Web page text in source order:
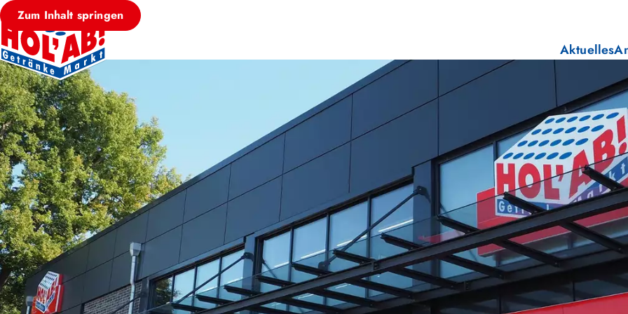
Zum Inhalt springen
Aktuelles
HOL’AB! MÄRKTE